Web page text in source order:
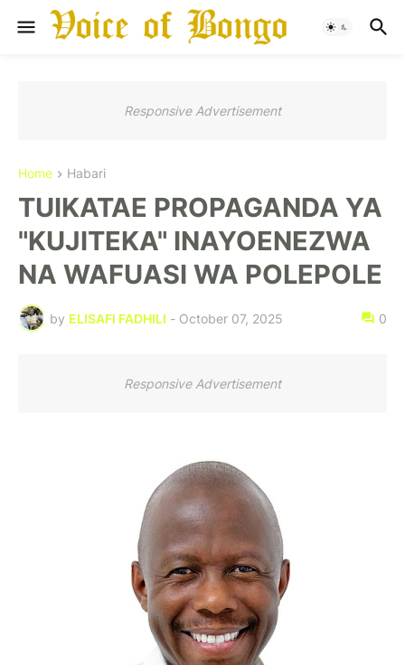
Responsive Advertisement
Home Habari
TUIKATAE PROPAGANDA YA
"KUJITEKA" INAYOENEZWA
NA WAFUASI WA POLEPOLE
by ELISAFI FADHILI - October 07, 2025 0
Responsive Advertisement